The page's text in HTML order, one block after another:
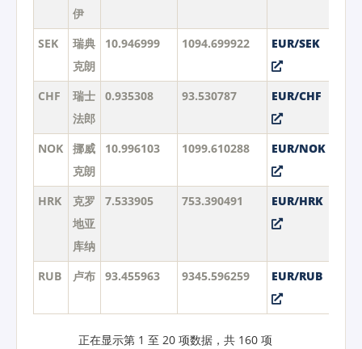
伊
SEK
瑞典
克朗
10.946999 1094.699922 EUR/SEK
CHF
瑞士
法郎
0.935308 93.530787 EUR/CHF
NOK
挪威
克朗
10.996103 1099.610288 EUR/NOK
HRK
克罗
地亚
库纳
7.533905 753.390491 EUR/HRK
RUB 卢布 93.455963 9345.596259 EUR/RUB
正在显示第 1 至 20 项数据，共 160 项